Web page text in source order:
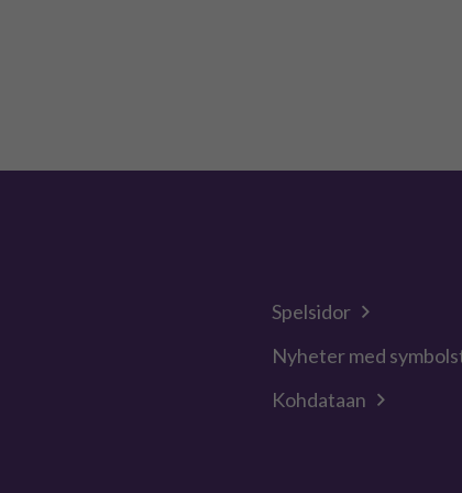
Spelsidor
Nyheter med
Kohdataan